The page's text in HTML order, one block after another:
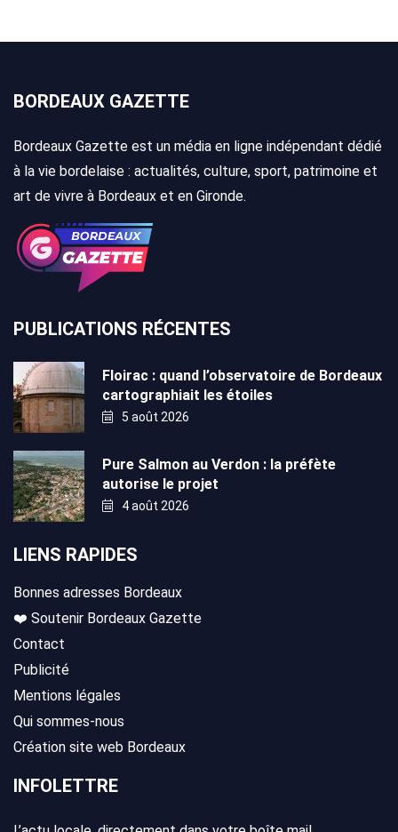
BORDEAUX GAZETTE
Bordeaux Gazette est un média en ligne indépendant dédié
à la vie bordelaise : actualités, culture, sport, patrimoine et
art de vivre à Bordeaux et en Gironde.
PUBLICATIONS RÉCENTES
Floirac : quand l’observatoire de Bordeaux
cartographiait les étoiles
5 août 2026
Pure Salmon au Verdon : la préfète
autorise le projet
4 août 2026
LIENS RAPIDES
Bonnes adresses Bordeaux
❤️ Soutenir Bordeaux Gazette
Contact
Publicité
Mentions légales
Qui sommes-nous
Création site web Bordeaux
INFOLETTRE